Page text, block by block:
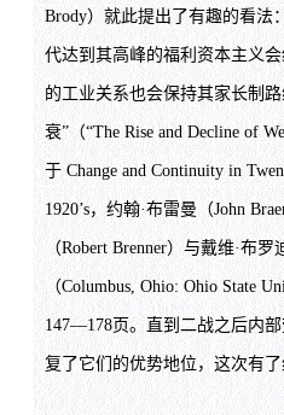
Brody）就此提出了有趣的看法
代达到其高峰的福利资本主义
的工业关系也会保持其家长制
衰”（“The Rise and Decline of
于 Change and Continuity in
1920’s，约翰·布雷曼（John
（Robert Brenner）与戴维·布
（Columbus, Ohio: Ohio State
147—178页。直到二战之后内
复了它们的优势地位，这次有了